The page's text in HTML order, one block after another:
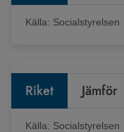
Källa: Socialstyrelsen
Riket Jämför
Källa: Socialstyrelsen